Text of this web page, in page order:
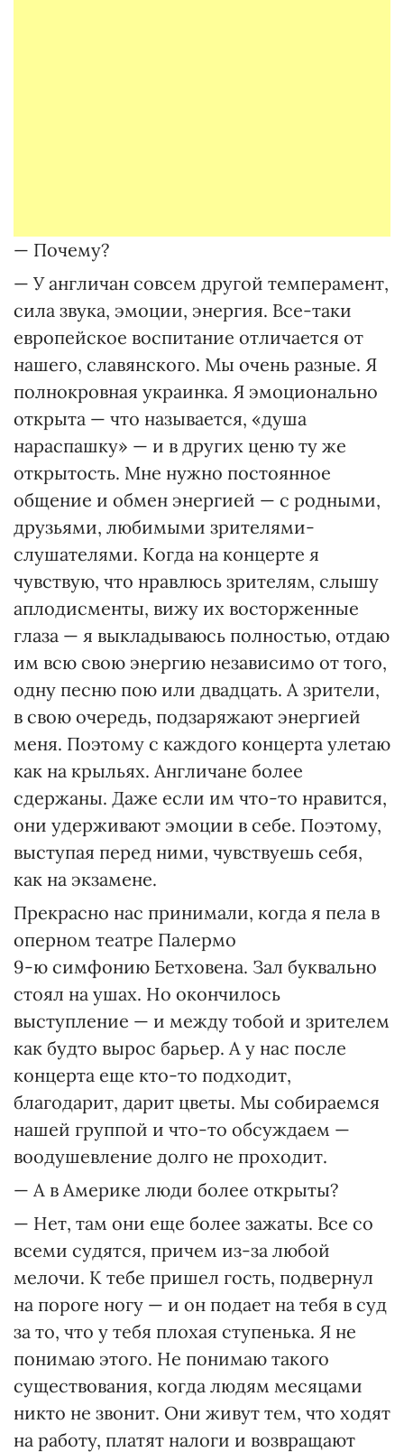
— Почему?
— У англичан совсем другой темперамент,
сила звука, эмоции, энергия. Все-таки
европейское воспитание отличается от
нашего, славянского. Мы очень разные. Я
полнокровная украинка. Я эмоционально
открыта — что называется, «душа
нараспашку» — и в других ценю ту же
открытость. Мне нужно постоянное
общение и обмен энергией — с родными,
друзьями, любимыми зрителями-
слушателями. Когда на концерте я
чувствую, что нравлюсь зрителям, слышу
аплодисменты, вижу их восторженные
глаза — я выкладываюсь полностью, отдаю
им всю свою энергию независимо от того,
одну песню пою или двадцать. А зрители,
в свою очередь, подзаряжают энергией
меня. Поэтому с каждого концерта улетаю
как на крыльях. Англичане более
сдержаны. Даже если им что-то нравится,
они удерживают эмоции в себе. Поэтому,
выступая перед ними, чувствуешь себя,
как на экзамене.
Прекрасно нас принимали, когда я пела в
оперном театре Палермо
9-ю симфонию Бетховена. Зал буквально
стоял на ушах. Но окончилось
выступление — и между тобой и зрителем
как будто вырос барьер. А у нас после
концерта еще кто-то подходит,
благодарит, дарит цветы. Мы собираемся
нашей группой и что-то обсуждаем —
воодушевление долго не проходит.
— А в Америке люди более открыты?
— Нет, там они еще более зажаты. Все со
всеми судятся, причем из-за любой
мелочи. К тебе пришел гость, подвернул
на пороге ногу — и он подает на тебя в суд
за то, что у тебя плохая ступенька. Я не
понимаю этого. Не понимаю такого
существования, когда людям месяцами
никто не звонит. Они живут тем, что ходят
на работу, платят налоги и возвращают